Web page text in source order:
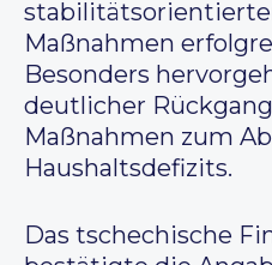
Maßnahmen
Besonders
deutlicher
Maßnahmen zum
Haushaltsdefizits.
Das tschechische